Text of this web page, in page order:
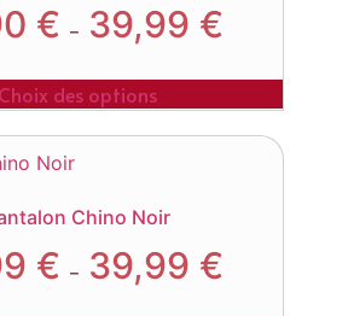
€ – 39,99 €
Choix des options
Chino Noir
€ – 39,99 €